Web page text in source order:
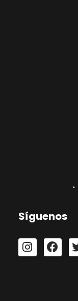
•
Síguenos